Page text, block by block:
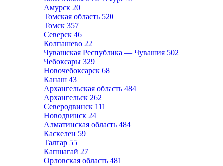
Амурск 20
Томская область 520
Томск 357
Северск 46
Колпашево 22
Чувашская Республика — Чувашия 502
Чебоксары 329
Новочебоксарск 68
Канаш 43
Архангельская область 484
Архангельск 262
Северодвинск 111
Новодвинск 24
Алматинская область 484
Каскелен 59
Талгар 55
Капшагай 27
Орловская область 481